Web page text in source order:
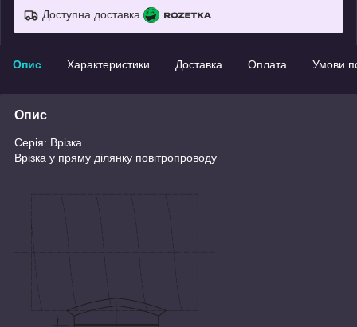
Доступна доставка
Опис Характеристики Доставка Оплата Умови
Опис
Серія: Врізка
Врізка у пряму ділянку повітропроводу